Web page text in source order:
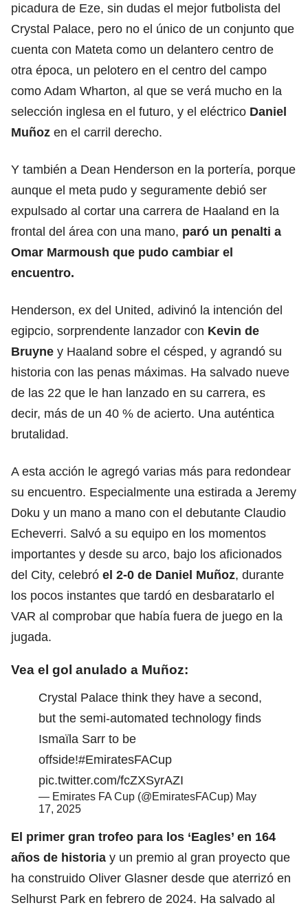
picadura de Eze, sin dudas el mejor futbolista del
Crystal Palace, pero no el único de un conjunto que
cuenta con Mateta como un delantero centro de
otra época, un pelotero en el centro del campo
como Adam Wharton, al que se verá mucho en la
selección inglesa en el futuro, y el eléctrico Daniel
Muñoz en el carril derecho.
Y también a Dean Henderson en la portería, porque
aunque el meta pudo y seguramente debió ser
expulsado al cortar una carrera de Haaland en la
frontal del área con una mano, paró un penalti a
Omar Marmoush que pudo cambiar el
encuentro.
Henderson, ex del United, adivinó la intención del
egipcio, sorprendente lanzador con Kevin de
Bruyne y Haaland sobre el césped, y agrandó su
historia con las penas máximas. Ha salvado nueve
de las 22 que le han lanzado en su carrera, es
decir, más de un 40 % de acierto. Una auténtica
brutalidad.
A esta acción le agregó varias más para redondear
su encuentro. Especialmente una estirada a Jeremy
Doku y un mano a mano con el debutante Claudio
Echeverri. Salvó a su equipo en los momentos
importantes y desde su arco, bajo los aficionados
del City, celebró el 2-0 de Daniel Muñoz, durante
los pocos instantes que tardó en desbaratarlo el
VAR al comprobar que había fuera de juego en la
jugada.
Vea el gol anulado a Muñoz:
Crystal Palace think they have a second,
but the semi-automated technology finds
Ismaïla Sarr to be
offside!#EmiratesFACup
pic.twitter.com/fcZXSyrAZI
— Emirates FA Cup (@EmiratesFACup) May
17, 2025
El primer gran trofeo para los ‘Eagles’ en 164
años de historia y un premio al gran proyecto que
ha construido Oliver Glasner desde que aterrizó en
Selhurst Park en febrero de 2024. Ha salvado al